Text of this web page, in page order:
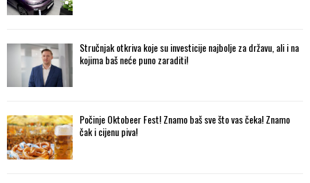
Stručnjak otkriva koje su investicije najbolje za državu, ali i na
kojima baš neće puno zaraditi!
Počinje Oktobeer Fest! Znamo baš sve što vas čeka! Znamo
čak i cijenu piva!